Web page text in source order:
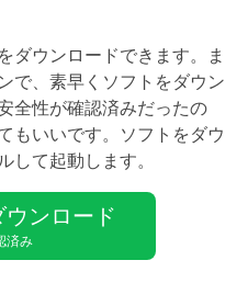
ダウンロードできます。ま
で、素早くソフトをダウン
全性が確認済みだったの
もいいです。ソフトをダウ
して起動します。
ンロード
済み